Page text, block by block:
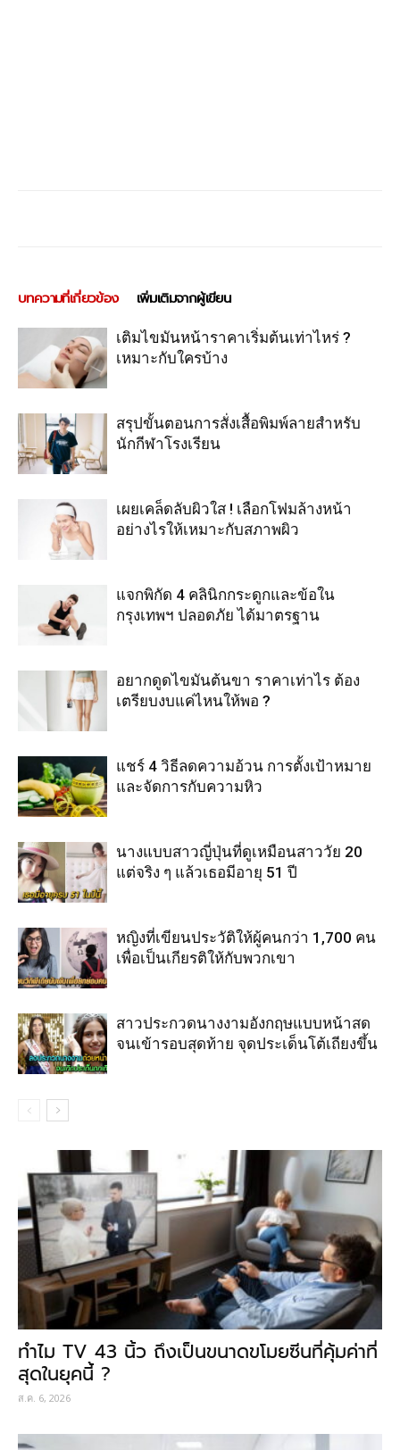
บทความที่เกี่ยวข้อง เพิ่มเติมจากผู้เขียน
เติมไขมันหน้าราคาเริ่มต้นเท่าไหร่ ?
เหมาะกับใครบ้าง
สรุปขั้นตอนการสั่งเสื้อพิมพ์ลายสำหรับ
นักกีฬาโรงเรียน
เผยเคล็ดลับผิวใส ! เลือกโฟมล้างหน้า
อย่างไรให้เหมาะกับสภาพผิว
แจกพิกัด 4 คลินิกกระดูกและข้อใน
กรุงเทพฯ ปลอดภัย ได้มาตรฐาน
อยากดูดไขมันต้นขา ราคาเท่าไร ต้อง
เตรียบงบแค่ไหนให้พอ ?
แชร์ 4 วิธีลดความอ้วน การตั้งเป้าหมาย
และจัดการกับความหิว
นางแบบสาวญี่ปุ่นที่ดูเหมือนสาววัย 20
แต่จริง ๆ แล้วเธอมีอายุ 51 ปี
หญิงที่เขียนประวัติให้ผู้คนกว่า 1,700 คน
เพื่อเป็นเกียรติให้กับพวกเขา
สาวประกวดนางงามอังกฤษแบบหน้าสด
จนเข้ารอบสุดท้าย จุดประเด็นโต้เถียงขึ้น
ทำไม TV 43 นิ้ว ถึงเป็นขนาดขโมยซีนที่คุ้มค่าที่
สุดในยุคนี้ ?
ส.ค. 6, 2026